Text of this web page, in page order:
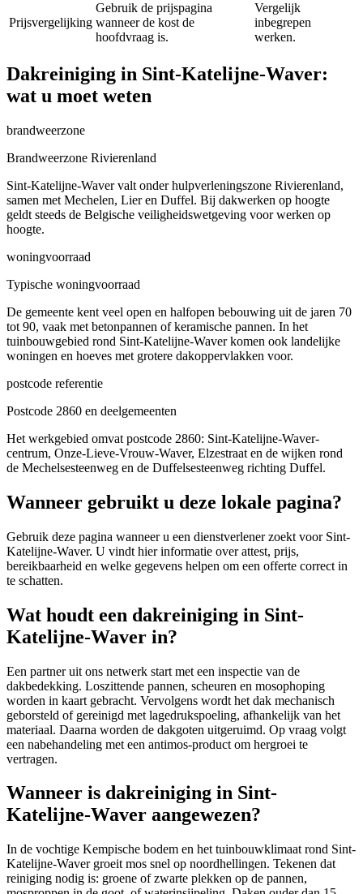
Prijsvergelijking
Gebruik de prijspagina
wanneer de kost de
hoofdvraag is.
Vergelijk
inbegrepen
werken.
Dakreiniging in Sint-Katelijne-Waver:
wat u moet weten
brandweerzone
Brandweerzone Rivierenland
Sint-Katelijne-Waver valt onder hulpverleningszone Rivierenland,
samen met Mechelen, Lier en Duffel. Bij dakwerken op hoogte
geldt steeds de Belgische veiligheidswetgeving voor werken op
hoogte.
woningvoorraad
Typische woningvoorraad
De gemeente kent veel open en halfopen bebouwing uit de jaren 70
tot 90, vaak met betonpannen of keramische pannen. In het
tuinbouwgebied rond Sint-Katelijne-Waver komen ook landelijke
woningen en hoeves met grotere dakoppervlakken voor.
postcode referentie
Postcode 2860 en deelgemeenten
Het werkgebied omvat postcode 2860: Sint-Katelijne-Waver-
centrum, Onze-Lieve-Vrouw-Waver, Elzestraat en de wijken rond
de Mechelsesteenweg en de Duffelsesteenweg richting Duffel.
Wanneer gebruikt u deze lokale pagina?
Gebruik deze pagina wanneer u een dienstverlener zoekt voor Sint-
Katelijne-Waver. U vindt hier informatie over attest, prijs,
bereikbaarheid en welke gegevens helpen om een offerte correct in
te schatten.
Wat houdt een dakreiniging in Sint-
Katelijne-Waver in?
Een partner uit ons netwerk start met een inspectie van de
dakbedekking. Loszittende pannen, scheuren en mosophoping
worden in kaart gebracht. Vervolgens wordt het dak mechanisch
geborsteld of gereinigd met lagedrukspoeling, afhankelijk van het
materiaal. Daarna worden de dakgoten uitgeruimd. Op vraag volgt
een nabehandeling met een antimos-product om hergroei te
vertragen.
Wanneer is dakreiniging in Sint-
Katelijne-Waver aangewezen?
In de vochtige Kempische bodem en het tuinbouwklimaat rond Sint-
Katelijne-Waver groeit mos snel op noordhellingen. Tekenen dat
reiniging nodig is: groene of zwarte plekken op de pannen,